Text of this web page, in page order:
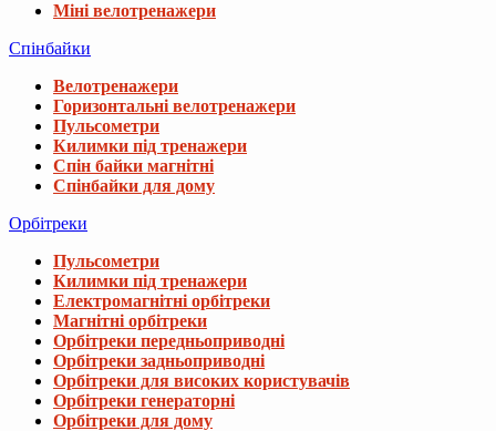
Міні велотренажери
Спінбайки
Велотренажери
Горизонтальні велотренажери
Пульсометри
Килимки під тренажери
Спін байки магнітні
Спінбайки для дому
Орбітреки
Пульсометри
Килимки під тренажери
Електромагнітні орбітреки
Магнітні орбітреки
Орбітреки передньоприводні
Орбітреки задньоприводні
Орбітреки для високих користувачів
Орбітреки генераторні
Орбітреки для дому